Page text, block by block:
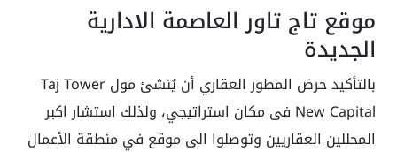
موقع تاج تاور العاصمة الادارية
الجديدة
بالتأكيد حرصَ المطور العقاري أن يُنشئ مول Taj Tower
New Capital فى مكان استراتيجي، ولذلك استشار اكبر
المحللين العقاريين وتوصلوا الى موقع في منطقة الأعمال